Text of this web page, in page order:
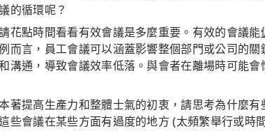
的循環呢？
花點時間看看有效會議是多麼重要。有效的會議能
而言，員工會議可以涵蓋影響整個部門或公司的
溝通，導致會議效率低落。與會者在離場時可能
著提高生產力和整體士氣的初衷，請思考為什麼有
些會議在某些方面有過度的地方 (太頻繁舉行或時